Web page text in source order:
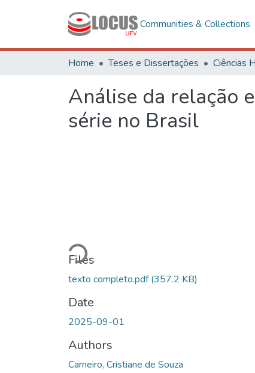
Communities & Collections
Home Teses e Dissertações
Análise da relação
série no Brasil
Loading...
Files
texto completo.pdf(357.2 KB)
Date
2025-09-01
Authors
Carneiro, Cristiane de Souza